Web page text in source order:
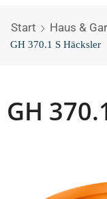
Start Haus &
GH 370.1 S Häcksler
GH